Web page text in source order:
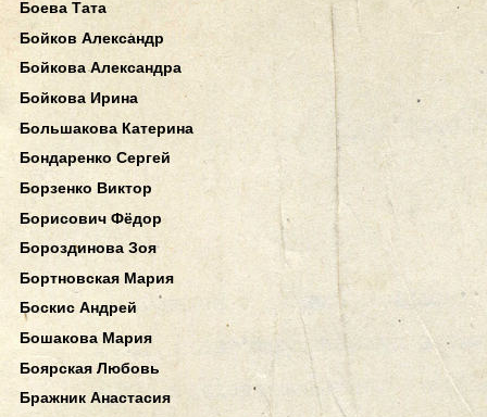
Боева Тата
Бойков Александр
Бойкова Александра
Бойкова Ирина
Большакова Катерина
Бондаренко Сергей
Борзенко Виктор
Борисович Фёдор
Бороздинова Зоя
Бортновская Мария
Боскис Андрей
Бошакова Мария
Боярская Любовь
Бражник Анастасия